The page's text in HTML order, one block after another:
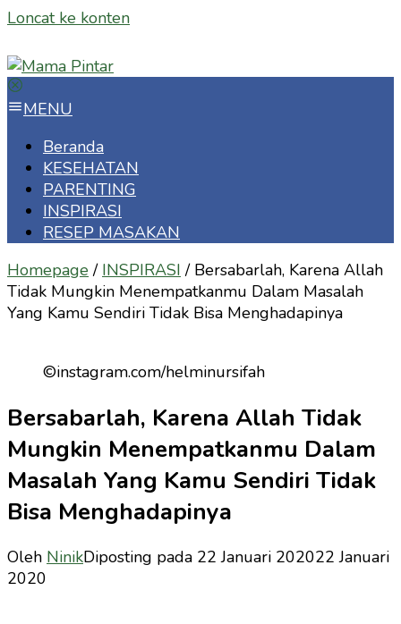
Loncat ke konten
MENU
Beranda
KESEHATAN
PARENTING
INSPIRASI
RESEP MASAKAN
Homepage / INSPIRASI / Bersabarlah, Karena Allah
Tidak Mungkin Menempatkanmu Dalam Masalah
Yang Kamu Sendiri Tidak Bisa Menghadapinya
©instagram.com/helminursifah
Bersabarlah, Karena Allah Tidak
Mungkin Menempatkanmu Dalam
Masalah Yang Kamu Sendiri Tidak
Bisa Menghadapinya
Oleh NinikDiposting pada 22 Januari 202022 Januari
2020